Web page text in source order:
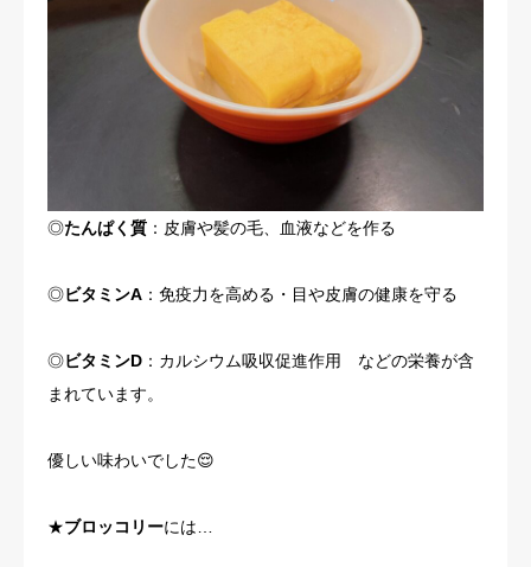
◎たんぱく質 ：皮膚や髪の毛、血液などを作る
◎ビタミンA ：免疫力を高める・目や皮膚の健康を守る
◎ビタミンD ：カルシウム吸収促進作用 などの栄養が含
まれています。
優しい味わいでした😌
★ブロッコリーには…